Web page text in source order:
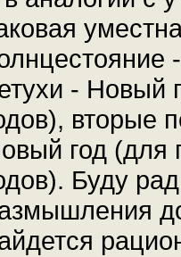
- Новый
вторые
год (для
Буду